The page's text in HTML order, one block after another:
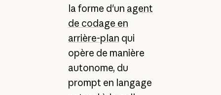
la forme d'un agent
de codage en
arrière-plan qui
opère de manière
autonome, du
prompt en langage